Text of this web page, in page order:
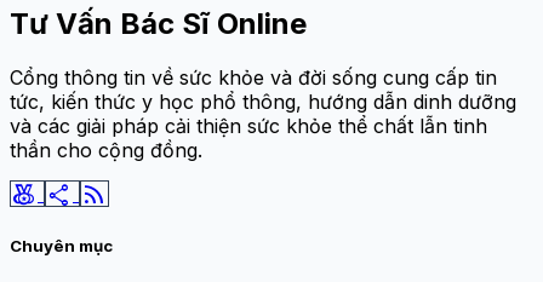
Tư Vấn Bác Sĩ Online
Cổng thông tin về sức khỏe và đời sống cung cấp tin
tức, kiến thức y học phổ thông, hướng dẫn dinh dưỡng
và các giải pháp cải thiện sức khỏe thể chất lẫn tinh
thần cho cộng đồng.
social_leaderboard share rss_feed
Chuyên mục